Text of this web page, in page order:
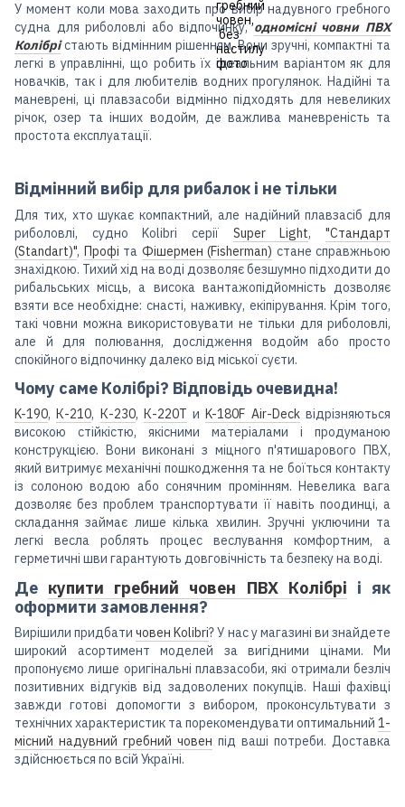
У момент коли мова заходить про вибір надувного гребного
судна для риболовлі або відпочинку,одномісні човни ПВХ
Колібрістають відмінним рішенням. Вони зручні, компактні та
легкі в управлінні, що робить їх ідеальним варіантом як для
новачків, так і для любителів водних прогулянок. Надійні та
маневрені, ці плавзасоби відмінно підходять для невеликих
річок, озер та інших водойм, де важлива маневреність та
простота експлуатації.
Відмінний вибір для рибалок і не тільки
Для тих, хто шукає компактний, але надійний плавзасіб для
риболовлі, судно Kolibri серії Super Light,"Стандарт
(Standart)", Профі та Фішермен (Fisherman) стане справжньою
знахідкою. Тихий хід на воді дозволяє безшумно підходити до
рибальських місць, а висока вантажопідйомність дозволяє
взяти все необхідне: снасті, наживку, екіпірування. Крім того,
такі човни можна використовувати не тільки для риболовлі,
але й для полювання, дослідження водойм або просто
спокійного відпочинку далеко від міської суєти.
Чому саме Колібрі? Відповідь очевидна!
K-190, К-210, К-230, К-220Т и K-180F Air-Deckвідрізняються
високою стійкістю, якісними матеріалами і продуманою
конструкцією. Вони виконані з міцного п'ятишарового ПВХ,
який витримує механічні пошкодження та не боїться контакту
із солоною водою або сонячним промінням. Невелика вага
дозволяє без проблем транспортувати її навіть поодинці, а
складання займає лише кілька хвилин. Зручні уключини та
легкі весла роблять процес веслування комфортним, а
герметичні шви гарантують довговічність та безпеку на воді.
Де купити гребний човен ПВХ Колібрі і як
оформити замовлення?
Вирішили придбатичовен Kolibri? У нас у магазині ви знайдете
широкий асортимент моделей за вигідними цінами. Ми
пропонуємо лише оригінальні плавзасоби, які отримали безліч
позитивних відгуків від задоволених покупців. Наші фахівці
завжди готові допомогти з вибором, проконсультувати з
технічних характеристик та порекомендувати оптимальний 1-
місний надувний гребний човен під ваші потреби. Доставка
здійснюється по всій Україні.